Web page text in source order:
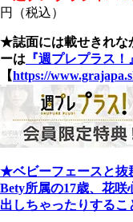
円（税込）
★誌面には載せきれな
ーは 『週プレプラス！
【https://
★ベビーフェースと抜
Bety所属の17歳、花
出しちゃったりするこ